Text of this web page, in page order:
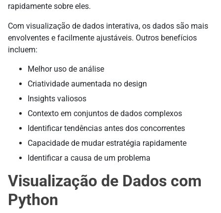
rapidamente sobre eles.
Com visualização de dados interativa, os dados são mais
envolventes e facilmente ajustáveis. Outros benefícios
incluem:
Melhor uso de análise
Criatividade aumentada no design
Insights valiosos
Contexto em conjuntos de dados complexos
Identificar tendências antes dos concorrentes
Capacidade de mudar estratégia rapidamente
Identificar a causa de um problema
Visualização de Dados com
Python